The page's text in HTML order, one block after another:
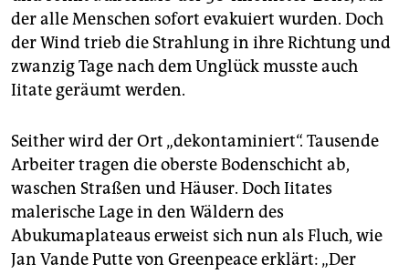
der alle Menschen sofort evakuiert wurden. Doch
der Wind trieb die Strahlung in ihre Richtung und
zwanzig Tage nach dem Unglück musste auch
Iitate geräumt werden.
Seither wird der Ort „dekontaminiert“. Tausende
Arbeiter tragen die oberste Bodenschicht ab,
waschen Straßen und Häuser. Doch Iitates
malerische Lage in den Wäldern des
Abukumaplateaus erweist sich nun als Fluch, wie
Jan Vande Putte von Greenpeace erklärt: „Der